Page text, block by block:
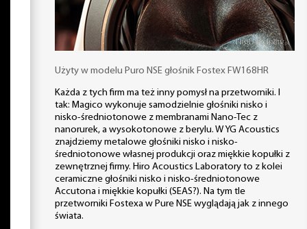
Użyty w modelu Puro NSE głośnik Fostex FW168HR
Każda z tych firm ma też inny pomysł na przetworniki. I
tak: Magico wykonuje samodzielnie głośniki nisko i
nisko-średniotonowe z membranami Nano-Tec z
nanorurek, a wysokotonowe z berylu. W YG Acoustics
znajdziemy metalowe głośniki nisko i nisko-
średniotonowe własnej produkcji oraz miękkie kopułki z
zewnętrznej firmy. Hiro Acoustics Laboratory to z kolei
ceramiczne głośniki nisko i nisko-średniotonowe
Accutona i miękkie kopułki (SEAS?). Na tym tle
przetworniki Fostexa w Pure NSE wyglądają jak z innego
świata.